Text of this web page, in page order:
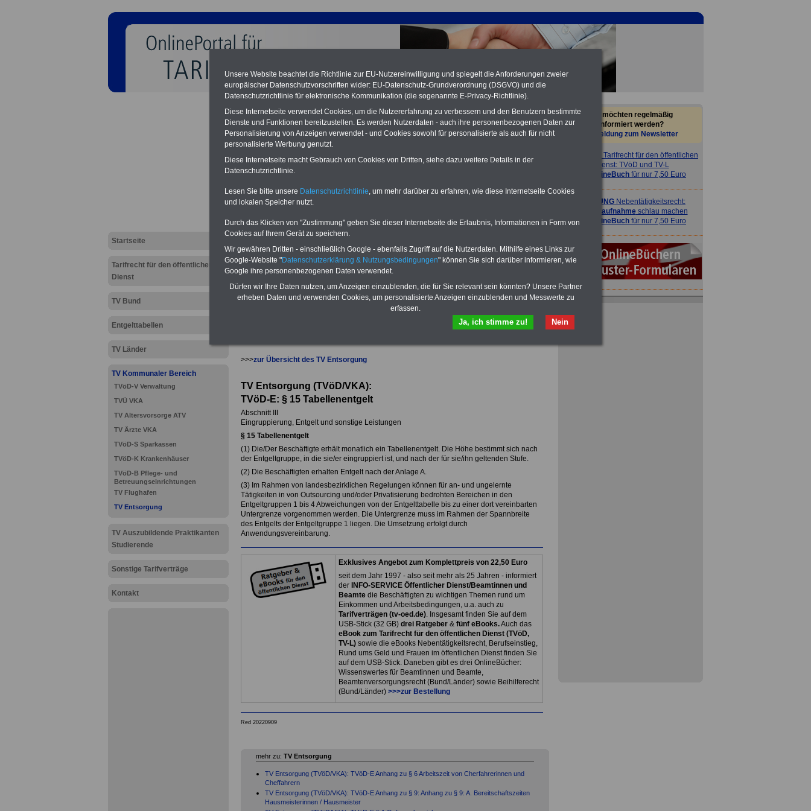
Startseite
Tarifrecht für den öffentlichen
Dienst
TV Bund
Entgelttabellen
TV Länder
TV Kommunaler Bereich
TVöD-V Verwaltung
TVÜ VKA
TV Altersvorsorge ATV
TV Ärzte VKA
TVöD-S Sparkassen
TVöD-K Krankenhäuser
TVöD-B Pflege- und
Betreuungseinrichtungen
TV Flughafen
TV Entsorgung
TV Auszubildende Praktikanten
Studierende
Sonstige Tarifverträge
Kontakt
TV Entsorgung (TVöD/VKA): TVöD-E § 15 Tabellenentgelt
wichtigen Fragen zum Öffentlichen
Tarifverträge für den öffentlichen
Dienst:
Dienst (TVöD, TV-L)sowie weitere
10 Bücher bzw. eBooks zum
herunterladen, lesen und
ausdrucken.Mehr Infos
>>>zur Übersicht des TV Entsorgung
TV Entsorgung (TVöD/VKA):
TVöD-E: § 15 Tabellenentgelt
Abschnitt III
Eingruppierung, Entgelt und sonstige Leistungen
§ 15 Tabellenentgelt
(1) Die/Der Beschäftigte erhält monatlich ein Tabellenentgelt. Die Höhe bestimmt sich nach
der Entgeltgruppe, in die sie/er eingruppiert ist, und nach der für sie/ihn geltenden Stufe.
(2) Die Beschäftigten erhalten Entgelt nach der Anlage A.
(3) Im Rahmen von landesbezirklichen Regelungen können für an- und ungelernte
Tätigkeiten in von Outsourcing und/oder Privatisierung bedrohten Bereichen in den
Entgeltgruppen 1 bis 4 Abweichungen von der Entgelttabelle bis zu einer dort vereinbarten
Untergrenze vorgenommen werden. Die Untergrenze muss im Rahmen der Spannbreite
des Entgelts der Entgeltgruppe 1 liegen. Die Umsetzung erfolgt durch
Anwendungsvereinbarung.
Exklusives Angebot zum Komplettpreis von 22,50 Euro
seit dem Jahr 1997 - also seit mehr als 25 Jahren - informiert
der INFO-SERVICE Öffentlicher Dienst/Beamtinnen und
Beamtedie Beschäftigten zu wichtigen Themen rund um
Einkommen und Arbeitsbedingungen, u.a. auch zu
Tarifverträgen (tv-oed.de). Insgesamt finden Sie auf dem
USB-Stick (32 GB) drei Ratgeber& fünf eBooks.Auch das
eBook zum Tarifrecht für den öffentlichen Dienst (TVöD,
TV-L)sowie die eBooks Nebentätigkeitsrecht, Berufseinstieg,
Rund ums Geld und Frauen im öffentlichen Dienst finden Sie
auf dem USB-Stick. Daneben gibt es drei OnlineBücher:
Wissenswertes für Beamtinnen und Beamte,
Beamtenversorgungsrecht (Bund/Länder) sowie Beihilferecht
(Bund/Länder) >>>zur Bestellung
Red 20220909
mehr zu: TV Entsorgung
TV Entsorgung (TVöD/VKA): TVöD-E Anhang zu § 6 Arbeitszeit von Cherfahrerinnen und
Cheffahrern
TV Entsorgung (TVöD/VKA): TVöD-E Anhang zu § 9: Anhang zu § 9: A. Bereitschaftszeiten
Hausmeisterinnen / Hausmeister
Sie möchten regelmäßig
informiert werden?
Anmeldung zum Newsletter
Tarifrecht für den öffentlichen
Dienst: TVöD und TV-L
OnlineBuch für nur 7,50 Euro
ACHTUNG Nebentätigkeitsrecht:
vor Jobaufnahmeschlau machen
>>>
OnlineBuch für nur 7,50 Euro
ACHTUNG
ACHTUNG
Unsere Website beachtet die Richtlinie zur EU-Nutzereinwilligung und spiegelt die Anforderungen zweier
europäischer Datenschutzvorschriften wider: EU-Datenschutz-Grundverordnung (DSGVO) und die
Datenschutzrichtlinie für elektronische Kommunikation (die sogenannte E-Privacy-Richtlinie).
Diese Internetseite verwendet Cookies, um die Nutzererfahrung zu verbessern und den Benutzern bestimmte
Dienste und Funktionen bereitzustellen. Es werden Nutzerdaten - auch ihre personenbezogenen Daten zur
Personalisierung von Anzeigen verwendet - und Cookies sowohl für personalisierte als auch für nicht
personalisierte Werbung genutzt.
Diese Internetseite macht Gebrauch von Cookies von Dritten, siehe dazu weitere Details in der
Datenschutzrichtlinie.
Lesen Sie bitte unsere Datenschutzrichtlinie, um mehr darüber zu erfahren, wie diese Internetseite Cookies
und lokalen Speicher nutzt.
Durch das Klicken von "Zustimmung" geben Sie dieser Internetseite die Erlaubnis, Informationen in Form von
Cookies auf Ihrem Gerät zu speichern.
Wir gewähren Dritten - einschließlich Google - ebenfalls Zugriff auf die Nutzerdaten. Mithilfe eines Links zur
Google-Website "Datenschutzerklärung & Nutzungsbedingungen" können Sie sich darüber informieren, wie
Google ihre personenbezogenen Daten verwendet.
Dürfen wir Ihre Daten nutzen, um Anzeigen einzublenden, die für Sie relevant sein könnten? Unsere Partner
erheben Daten und verwenden Cookies, um personalisierte Anzeigen einzublenden und Messwerte zu
erfassen.
Nein
Ja, ich stimme zu!